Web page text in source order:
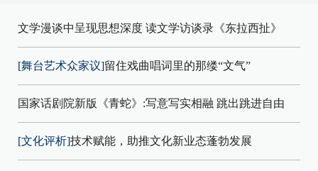
文学漫谈中呈现思想深度 读文学访谈录《东拉西扯》
[舞台艺术众家议]留住戏曲唱词里的那缕“文气”
国家话剧院新版《青蛇》:写意写实相融 跳出跳进自由
[文化评析]技术赋能，助推文化新业态蓬勃发展